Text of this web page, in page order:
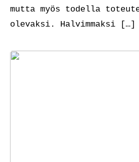
mutta myös todella
olevaksi. Halvimmaksi […]